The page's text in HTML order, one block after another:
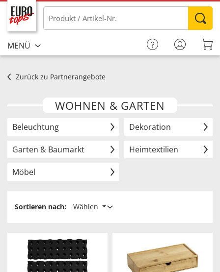
MENÜ
Zurück zu Partnerangebote
WOHNEN & GARTEN
Beleuchtung Dekoration
Garten & Baumarkt Heimtextilien
Möbel
Sortieren nach: Wählen